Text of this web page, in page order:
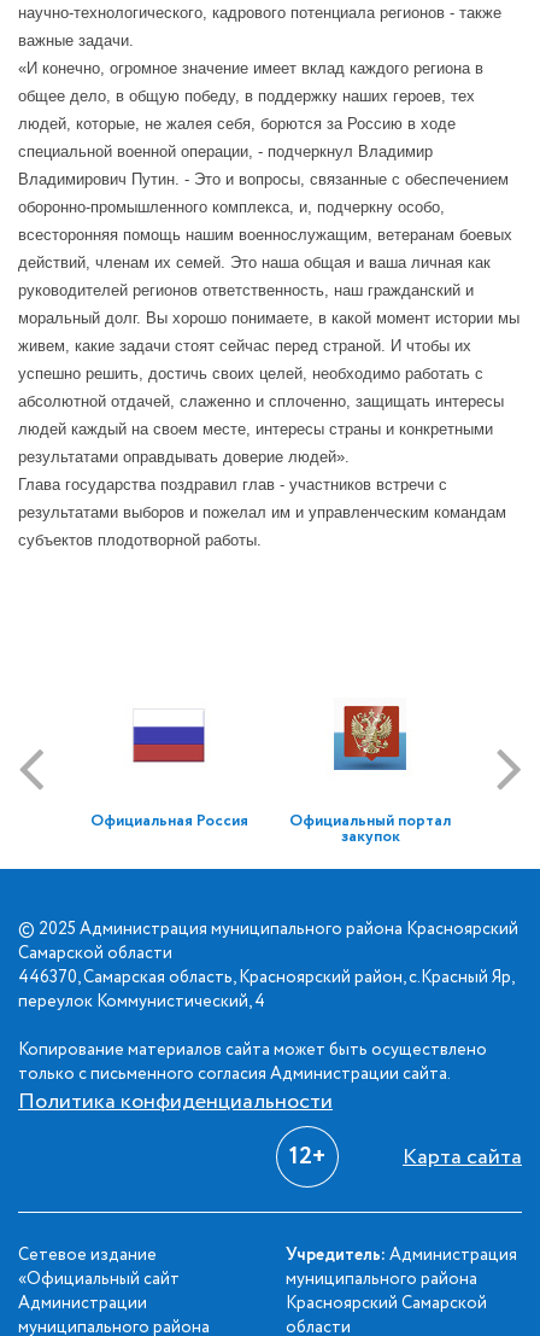
научно-технологического, кадрового потенциала регионов - также
важные задачи.
«И конечно, огромное значение имеет вклад каждого региона в
общее дело, в общую победу, в поддержку наших героев, тех
людей, которые, не жалея себя, борются за Россию в ходе
специальной военной операции, - подчеркнул Владимир
Владимирович Путин. - Это и вопросы, связанные с обеспечением
оборонно-промышленного комплекса, и, подчеркну особо,
всесторонняя помощь нашим военнослужащим, ветеранам боевых
действий, членам их семей. Это наша общая и ваша личная как
руководителей регионов ответственность, наш гражданский и
моральный долг. Вы хорошо понимаете, в какой момент истории мы
живем, какие задачи стоят сейчас перед страной. И чтобы их
успешно решить, достичь своих целей, необходимо работать с
абсолютной отдачей, слаженно и сплоченно, защищать интересы
людей каждый на своем месте, интересы страны и конкретными
результатами оправдывать доверие людей».
Глава государства поздравил глав - участников встречи с
результатами выборов и пожелал им и управленческим командам
субъектов плодотворной работы.
Официальная Россия Официальный портал
закупок
© 2025 Администрация муниципального района Красноярский
Самарской области
446370, Самарская область, Красноярский район, с.Красный Яр,
переулок Коммунистический, 4
Копирование материалов сайта может быть осуществлено
только с письменного согласия Администрации сайта.
Политика конфиденциальности
12+ Карта сайта
Сетевое издание
«Официальный сайт
Администрации
муниципального района
Учредитель: Администрация
муниципального района
Красноярский Самарской
области